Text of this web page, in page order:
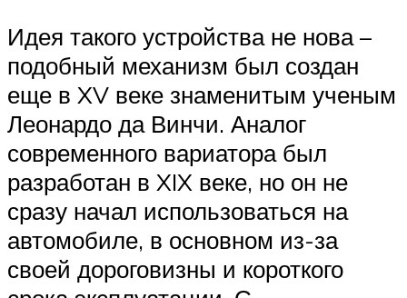
Идея такого устройства не нова –
подобный механизм был создан
еще в XV веке знаменитым ученым
Леонардо да Винчи. Аналог
современного вариатора был
разработан в XIX веке, но он не
сразу начал использоваться на
автомобиле, в основном из-за
своей дороговизны и короткого